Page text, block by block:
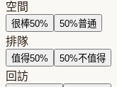
空間
很棒50% 50%普通
排隊
值得50% 50%不值得
回訪